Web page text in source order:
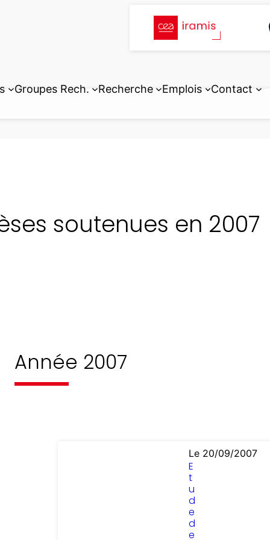
Groupes Rech. Recherche Emplois Contact
soutenues en 2007
Année 2007
Le 20/09/2007
E
t
u
d
e
d
e